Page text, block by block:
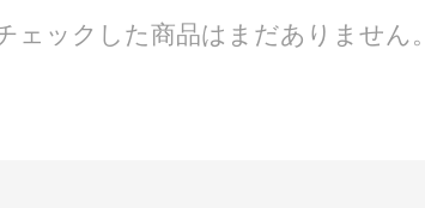
ェックした商品はまだありません。